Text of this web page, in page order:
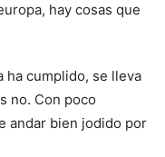
hay cosas que
ha cumplido, se lleva
no. Con poco
andar bien jodido por